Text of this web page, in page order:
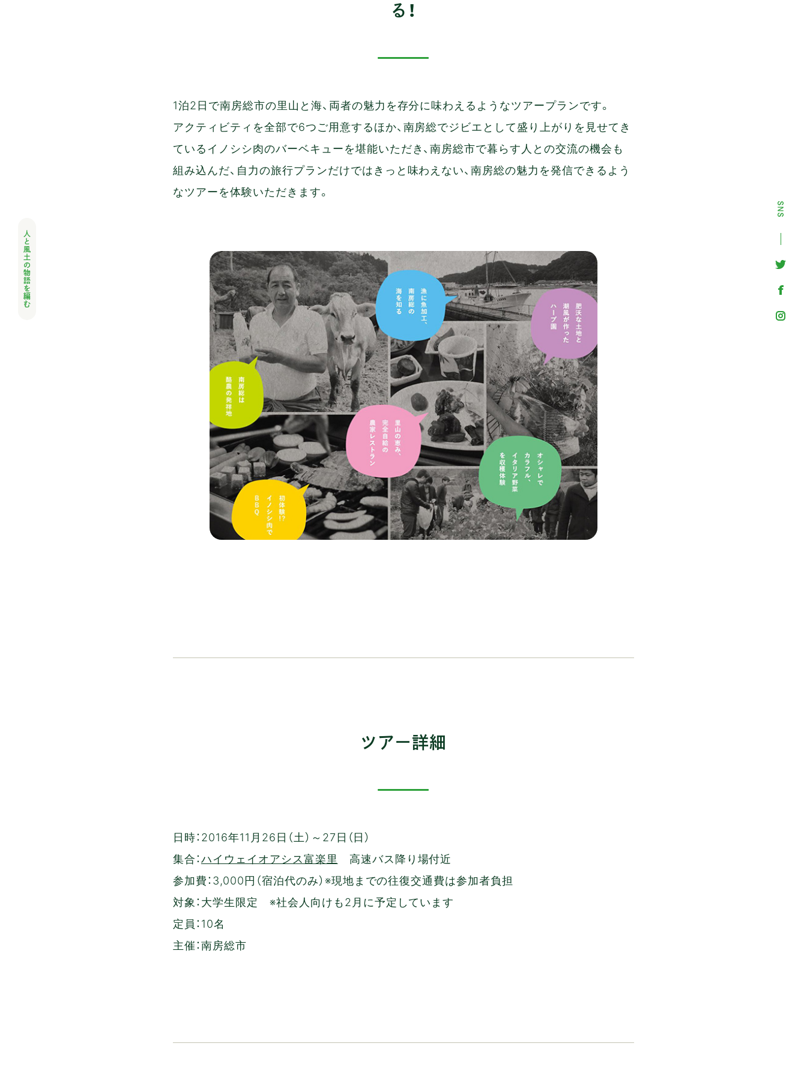
る！
1泊2日で南房総市の里山と海、両者の魅力を存分に味わえるようなツアープランです。
アクティビティを全部で6つご用意するほか、南房総でジビエとして盛り上がりを見せてき
ているイノシシ肉のバーベキューを堪能いただき、南房総市で暮らす人との交流の機会も
組み込んだ、自力の旅行プランだけではきっと味わえない、南房総の魅力を発信できるよう
なツアーを体験いただきます。
ツアー詳細
日時：2016年11月26日（土）～27日（日）
集合：ハイウェイオアシス富楽里
高速バス降り場付近
参加費：3,000円（宿泊代のみ）※現地までの往復交通費は参加者負担
対象：大学生限定 ※社会人向けも2月に予定しています
定員：10名
主催：南房総市
人と風土の物語を編む